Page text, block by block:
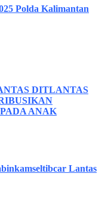
Polda Kalimantan
DITLANTAS
ANAK
Lantas